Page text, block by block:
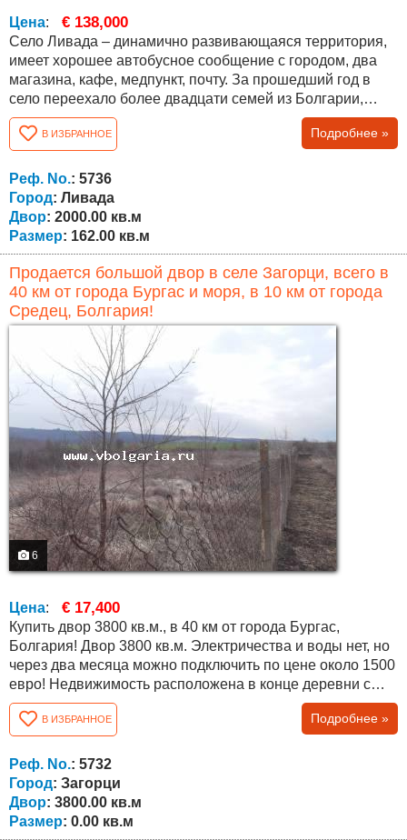
Цена: € 138,000
Село Ливада – динамично развивающаяся территория,
имеет хорошее автобусное сообщение с городом, два
магазина, кафе, медпункт, почту. За прошедший год в
село переехало более двадцати семей из Болгарии,
Германии, Великобритании, Бельгии, Израиля и других
русскоязычных стран. По селу протекает река,
экологически чистый район, зеленая зона пригорода
Бургас. Дом расположен на участке площадью 2000 кв.
метров, причем участок...
В ИЗБРАННОЕ Подробнее »
Реф. No.: 5736
Город: Ливада
Двор: 2000.00 кв.м
Размер: 162.00 кв.м
Продается большой двор в селе Загорци, всего в
40 км от города Бургас и моря, в 10 км от города
Средец, Болгария!
6
Цена: € 17,400
Купить двор 3800 кв.м., в 40 км от города Бургас,
Болгария! Двор 3800 кв.м. Электричества и воды нет, но
через два месяца можно подключить по цене около 1500
евро! Недвижимость расположена в конце деревни с
прекрасным видом на поля, близлежащие холмы и лес!
В деревне есть действующая начальная школа, детский
сад, общественный центр, церковь, почта, магазины и
многое другое. Почва очень плодородная, подходит для
любого вида сельского...
В ИЗБРАННОЕ Подробнее »
Реф. No.: 5732
Город: Загорци
Двор: 3800.00 кв.м
Размер: 0.00 кв.м